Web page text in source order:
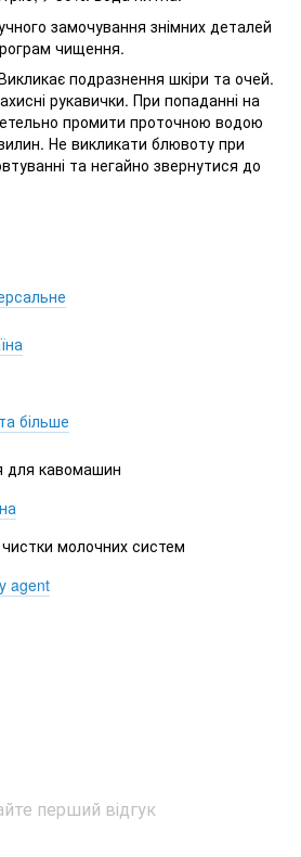
замочування знімних деталей
чищення.
подразнення шкіри та очей.
рукавички. При попаданні на
промити проточною водою
Не викликати блювоту при
та негайно звернутися до
більше
для кавомашин
молочних систем
agent
перший відгук